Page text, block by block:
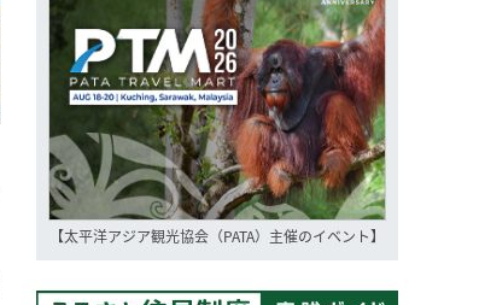
【太平洋アジア観光協会（PATA）主催のイベント】